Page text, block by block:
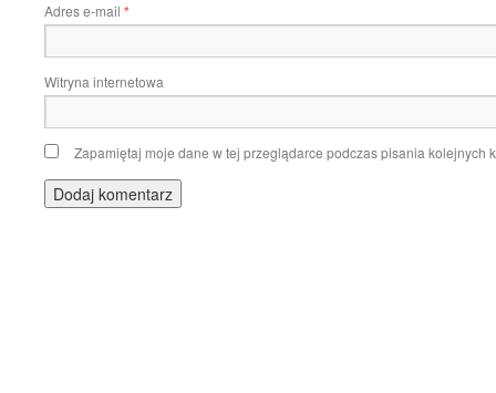
Adres e-mail *
Witryna internetowa
Zapamiętaj moje dane w tej przeglądarce podczas pisania kolejnych